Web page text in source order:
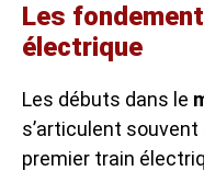
Les
électrique
Les débuts dans le
s’articulent souvent
premier train